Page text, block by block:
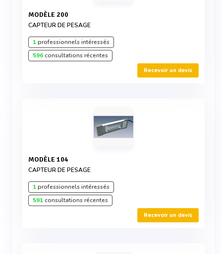
MODÈLE 200
CAPTEUR DE PESAGE
1professionnels intéressés
596consultations récentes
Recevoir un devis
MODÈLE 104
CAPTEUR DE PESAGE
1professionnels intéressés
591consultations récentes
Recevoir un devis